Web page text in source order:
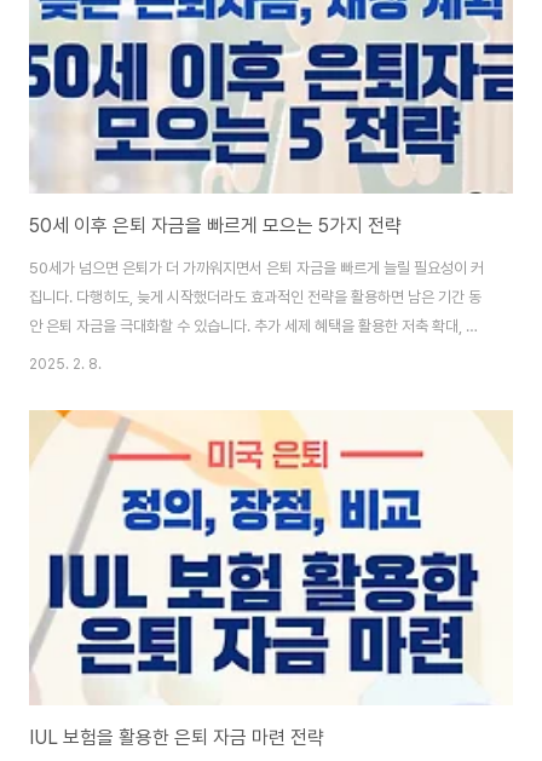
50세 이후 은퇴 자금을 빠르게 모으는 5가지 전략
50세가 넘으면 은퇴가 더 가까워지면서 은퇴 자금을 빠르게 늘릴 필요성이 커
집니다. 다행히도, 늦게 시작했더라도 효과적인 전략을 활용하면 남은 기간 동
안 은퇴 자금을 극대화할 수 있습니다. 추가 세제 혜택을 활용한 저축 확대, 투
자 전략 최적화, 부수입 창출, 지출 최적화, 사회보장연금(Social Security)
수 있는 방법을 소개합니다. 1. 50세 이상을 위한 추가 저축 혜택(Catch-Up
Contribution) 최대 활용미국에서는 50세 이상에게 추가 저축 기회를 제공
하는 세법상 혜택이 있습니다. 이를 적극적으로 활용하면 일반적인 한도를 초
과하여 저축할 수 있습니다.✔ 401(k) 및 403(b):2024년 기준..
2025. 2. 8.
IUL 보험을 활용한 은퇴 자금 마련 전략